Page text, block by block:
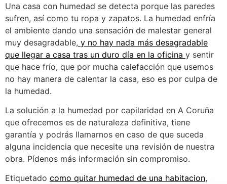
Una casa con humedad se detecta porque las paredes
sufren, así como tu ropa y zapatos. La humedad enfría
el ambiente dando una sensación de malestar general
muy desagradable, y no hay nada más desagradable
que llegar a casa tras un duro día en la oficina y sentir
que hace frío, que por mucha calefacción que usemos
no hay manera de calentar la casa, eso es por culpa de
la humedad.
La solución a la humedad por capilaridad en A Coruña
que ofrecemos es de naturaleza definitiva, tiene
garantía y podrás llamarnos en caso de que suceda
alguna incidencia que necesite una revisión de nuestra
obra. Pídenos más información sin compromiso.
Etiquetado como quitar humedad de una habitacion,